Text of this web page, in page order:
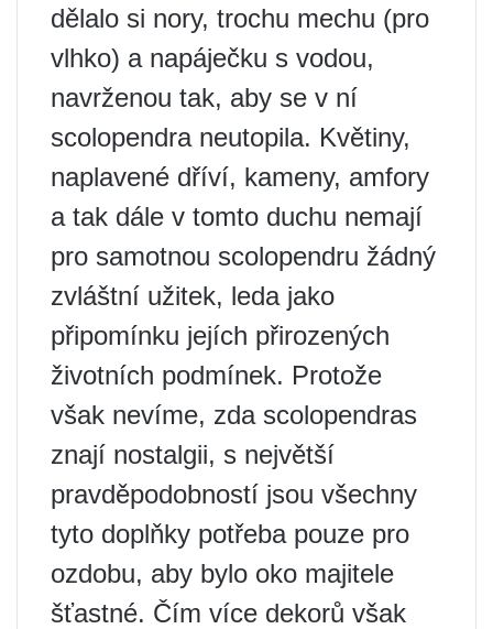
dělalo si nory, trochu mechu (pro
vlhko) a napáječku s vodou,
navrženou tak, aby se v ní
scolopendra neutopila. Květiny,
naplavené dříví, kameny, amfory
a tak dále v tomto duchu nemají
pro samotnou scolopendru žádný
zvláštní užitek, leda jako
připomínku jejích přirozených
životních podmínek. Protože
však nevíme, zda scolopendras
znají nostalgii, s největší
pravděpodobností jsou všechny
tyto doplňky potřeba pouze pro
ozdobu, aby bylo oko majitele
šťastné. Čím více dekorů však